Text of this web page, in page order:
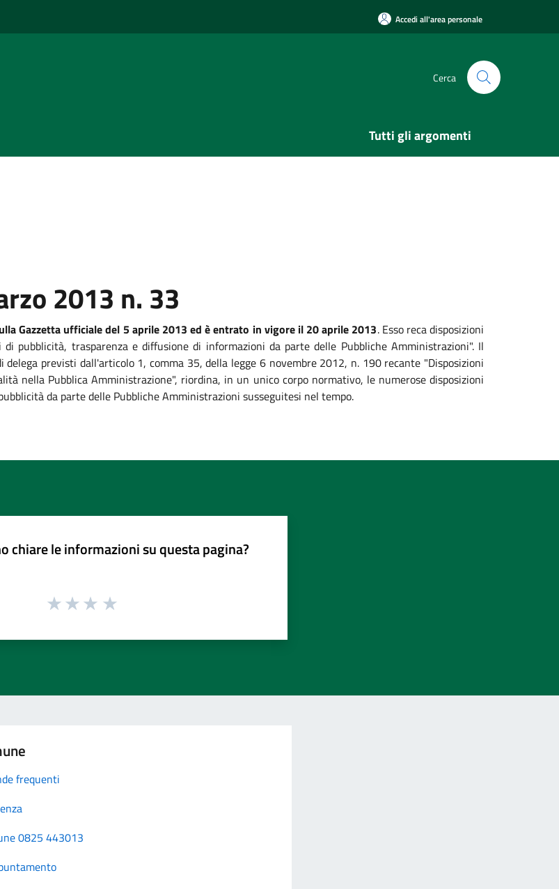
Accedi all'area personale
Cerca
Tutti gli argomenti
2013 n. 33
Gazzetta ufficiale del 5 aprile 2013 ed è entrato in vigore il 20 aprile 2013. Esso reca disposizioni
pubblicità, trasparenza e diffusione di informazioni da parte delle Pubbliche Amministrazioni". Il
previsti dall'articolo 1, comma 35, della legge 6 novembre 2012, n. 190 recante "Disposizioni
nella Pubblica Amministrazione", riordina, in un unico corpo normativo, le numerose disposizioni
da parte delle Pubbliche Amministrazioni susseguitesi nel tempo.
chiare le informazioni su questa pagina?
frequenti
0825 443013